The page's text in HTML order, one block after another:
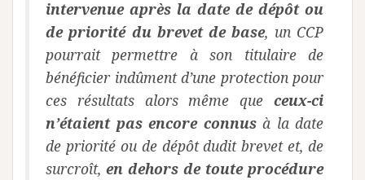
intervenue après la date de dépôt ou
de priorité du brevet de base, un CCP
pourrait permettre à son titulaire de
bénéficier indûment d’une protection pour
ces résultats alors même que ceux-ci
n’étaient pas encore connusà la date
de priorité ou de dépôt dudit brevet et, de
surcroît, en dehors de toute procédure